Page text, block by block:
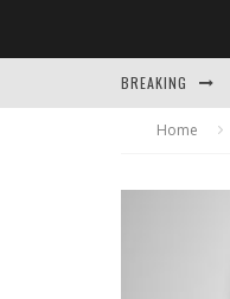
BREAKING
Home